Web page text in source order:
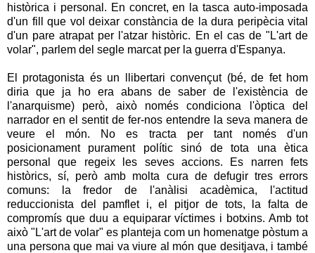
històrica i personal. En concret, en la tasca auto-imposada
d'un fill que vol deixar constància de la dura peripècia vital
d'un pare atrapat per l'atzar històric. En el cas de "L'art de
volar", parlem del segle marcat per la guerra d'Espanya.
El protagonista és un llibertari convençut (bé, de fet hom
diria que ja ho era abans de saber de l'existència de
l'anarquisme) però, això només condiciona l'òptica del
narrador en el sentit de fer-nos entendre la seva manera de
veure el món. No es tracta per tant només d'un
posicionament purament polític sinó de tota una ètica
personal que regeix les seves accions. Es narren fets
històrics, sí, però amb molta cura de defugir tres errors
comuns: la fredor de l'anàlisi acadèmica, l'actitud
reduccionista del pamflet i, el pitjor de tots, la falta de
compromís que duu a equiparar víctimes i botxins. Amb tot
això "L'art de volar" es planteja com un homenatge pòstum a
una persona que mai va viure al món que desitjava, i també